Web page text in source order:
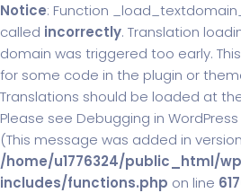
Notice: Function
called incorrectly. Translation
domain was triggered too early.
for some code in the plugin or
Translations should be loaded at
Please see Debugging in WordPress
(This message was added in version
/home/u1776324/public_html/
includes/functions.php on line